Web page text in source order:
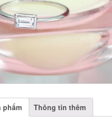
phẩm Thông tin thêm